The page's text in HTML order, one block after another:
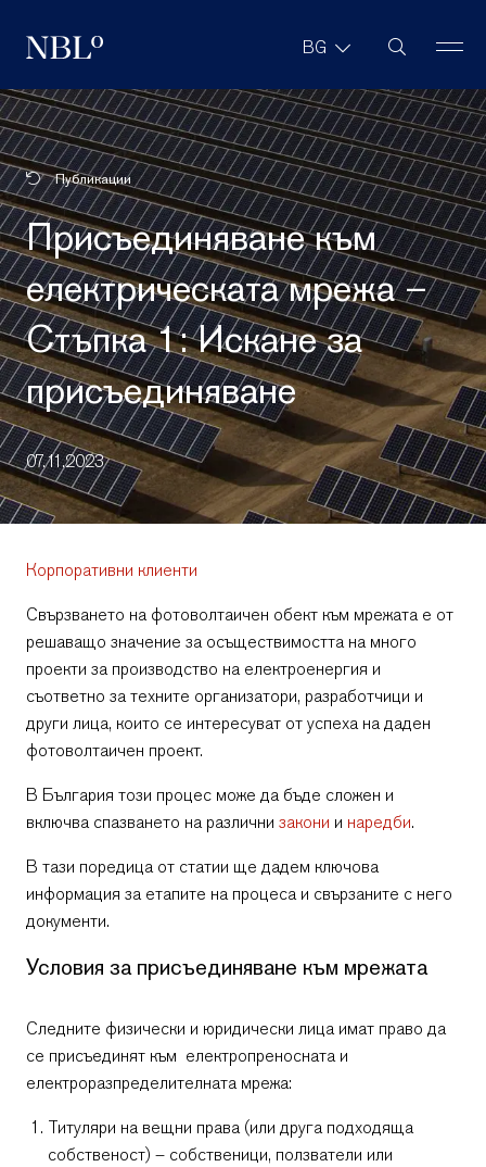
New Balkans Law Office BG Търсене в
Публикации
Присъединяване към
електрическата мрежа –
Стъпка 1: Искане за
присъединяване
07.11.2023
Корпоративни клиенти
Свързването на фотоволтаичен обект към мрежата е от
решаващо значение за осъществимостта на много
проекти за производство на електроенергия и
съответно за техните организатори, разработчици и
други лица, които се интересуват от успеха на даден
фотоволтаичен проект.
В България този процес може да бъде сложен и
включва спазването на различни закони и наредби.
В тази поредица от статии ще дадем ключова
информация за етапите на процеса и свързаните с него
документи.
Условия за присъединяване към мрежата
Следните физически и юридически лица имат право да
се присъединят към електропреносната и
електроразпределителната мрежа:
Титуляри на вещни права (или друга подходяща
собственост) – собственици, ползватели или